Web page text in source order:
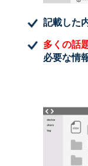
記載した
多くの話
必要な情